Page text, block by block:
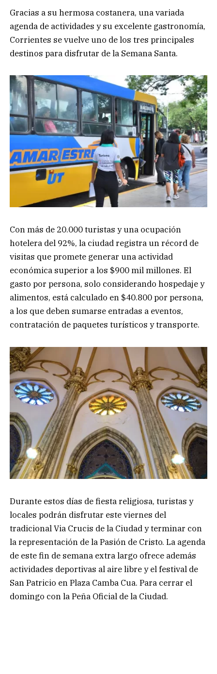
Gracias a su hermosa costanera, una variada
agenda de actividades y su excelente gastronomía,
Corrientes se vuelve uno de los tres principales
destinos para disfrutar de la Semana Santa.
Con más de 20.000 turistas y una ocupación
hotelera del 92%, la ciudad registra un récord de
visitas que promete generar una actividad
económica superior a los $900 mil millones. El
gasto por persona, solo considerando hospedaje y
alimentos, está calculado en $40.800 por persona,
a los que deben sumarse entradas a eventos,
contratación de paquetes turísticos y transporte.
Durante estos días de fiesta religiosa, turistas y
locales podrán disfrutar este viernes del
tradicional Via Crucis de la Ciudad y terminar con
la representación de la Pasión de Cristo. La agenda
de este fin de semana extra largo ofrece además
actividades deportivas al aire libre y el festival de
San Patricio en Plaza Camba Cua. Para cerrar el
domingo con la Peña Oficial de la Ciudad.